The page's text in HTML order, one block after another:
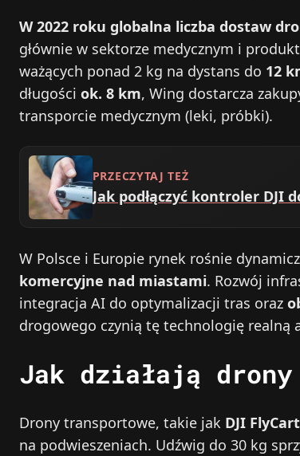
W 2022 roku globalna liczba dostaw
głównie w sektorze medycznym i
ważących ponad 2 kg na dystans do 12
długości ok. 8 km, Wing dostarcza
transporcie medycznym (leki, próbki).
PRZECZYTAJ TEŻ
Jak podłączyć kontroler DJI
W Polsce i Europie rynek rośnie
komercyjne nad miastami. Rozwój
integracja AI do optymalizacji tras oraz
drogowego czynią tę technologię realną
Jak działają drony
Drony transportowe, takie jak DJI
na podwieszeniach. Udźwig do 30 kg